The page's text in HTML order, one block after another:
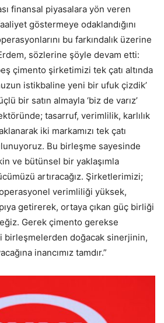
finansal piyasalara yön veren
göstermeye odaklandığını
bu farkındalık üzerine
sözlerine şöyle devam etti:
çimento şirketimizi tek çatı altında
istikbaline yeni bir ufuk çizdik’
bir satın almayla ‘biz de varız’
tasarruf, verimlilik, karlılık
iki markamızı tek çatı
Bu birleşme sayesinde
ve bütünsel bir yaklaşımla
artıracağız. Şirketlerimizi;
verimliliği yüksek,
getirerek, ortaya çıkan güç birliği
Gerek çimento gerekse
birleşmelerden doğacak sinerjinin,
inancımız tamdır.”